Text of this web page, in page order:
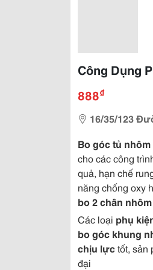
Công Dụng
888₫
16/35/123
Bo góc tủ
cho các công
quả, hạn chế
năng chống oxy
bo 2 chân nhôm
Các loại phụ
bo góc khung
chịu lựctốt, sản
đại